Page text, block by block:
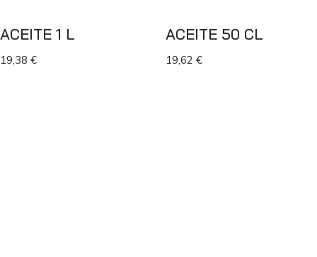
ACEITE 1 L
19,38 €
ACEITE 50 CL
19,62 €